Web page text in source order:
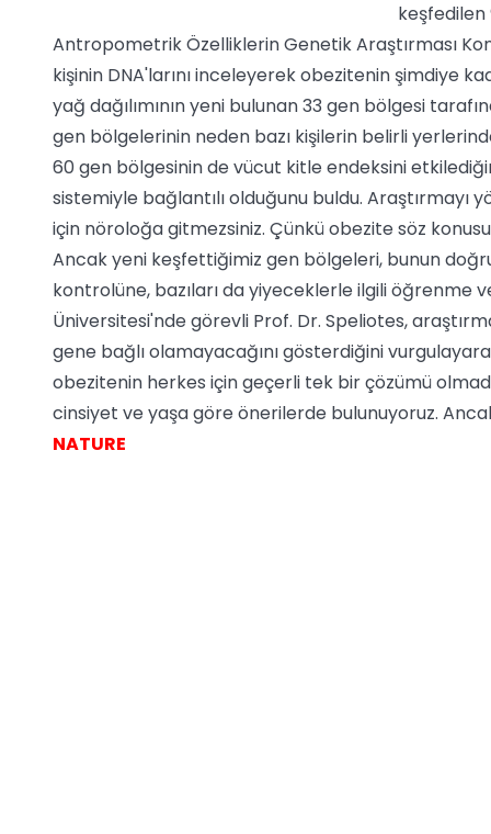
keşfedilen
Antropometrik Özelliklerin Genetik Araştırması
kişinin DNA'larını inceleyerek obezitenin şimdiye
yağ dağılımının yeni bulunan 33 gen bölgesi
gen bölgelerinin neden bazı kişilerin belirli
60 gen bölgesinin de vücut kitle endeksini
sistemiyle bağlantılı olduğunu buldu. Araştırmayı
için nöroloğa gitmezsiniz. Çünkü obezite söz
Ancak yeni keşfettiğimiz gen bölgeleri, bunun doğru
kontrolüne, bazıları da yiyeceklerle ilgili öğrenme
Üniversitesi'nde görevli Prof. Dr. Speliotes,
gene bağlı olamayacağını gösterdiğini
obezitenin herkes için geçerli tek bir çözümü
cinsiyet ve yaşa göre önerilerde bulunuyoruz.
NATURE